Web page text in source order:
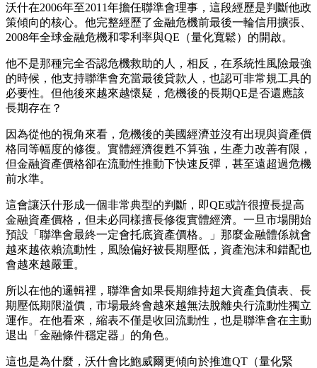
沃什在2006年至2011年擔任聯準會理事，這段經歷是判斷他政
策傾向的核心。他完整經歷了金融危機前最後一輪信用擴張、
2008年全球金融危機和零利率與QE（量化寬鬆）的開啟。
他不是那種完全否認危機救助的人，相反，在系統性風險最強
的時候，他支持聯準會充當最後貸款人，也認可非常規工具的
必要性。但他後來越來越懷疑，危機後的長期QE是否還應該
長期存在？
因為從他的視角來看，危機後的美國經濟並沒有出現與資產價
格同等幅度的修復。實體經濟復甦不算強，生產力改善有限，
但金融資產價格卻在流動性推動下快速反彈，甚至遠超過危機
前水準。
這會讓沃什形成一個非常典型的判斷，即QE或許很擅長提高
金融資產價格，但未必同樣擅長修復實體經濟。一旦市場開始
預設「聯準會最終一定會托底資產價格。」那麼金融體係就會
越來越依賴流動性，風險偏好被長期壓低，資產泡沫和錯配也
會越來越嚴重。
所以在他的邏輯裡，聯準會如果長期維持超大資產負債表、長
期壓低期限溢價，市場最終會越來越無法脫離央行流動性獨立
運作。在他看來，縮表不僅是收回流動性，也是聯準會在主動
退出「金融條件穩定器」的角色。
這也是為什麼，沃什會比鮑威爾更傾向於推進QT（量化緊